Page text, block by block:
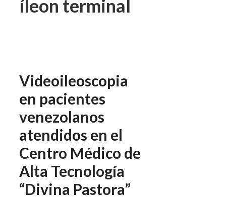
íleon terminal
Videoileoscopia
en pacientes
venezolanos
atendidos en el
Centro Médico de
Alta Tecnología
“Divina Pastora”